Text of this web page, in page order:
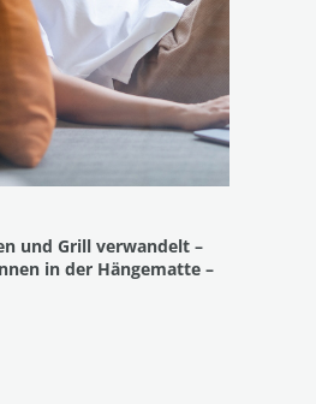
und Grill verwandelt ­­–
in der Hängematte –